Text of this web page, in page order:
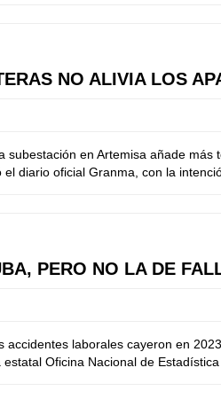
NO ALIVIA LOS
en Artemisa añade
diario oficial Granma, con la
PERO NO LA DE
laborales cayeron en
Oficina Nacional de